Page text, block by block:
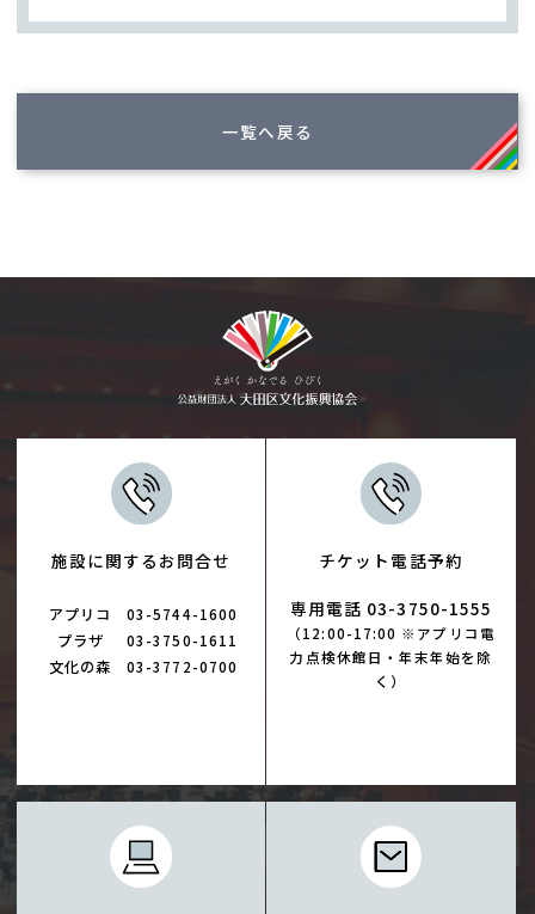
一覧へ戻る
施設に関するお問合せ
アプリコ 03-5744-1600
プラザ 03-3750-1611
文化の森 03-3772-0700
チケット電話予約
専用電話 03-3750-1555
（12:00-17:00 ※アプリコ電
力点検休館日・年末年始を除
く）